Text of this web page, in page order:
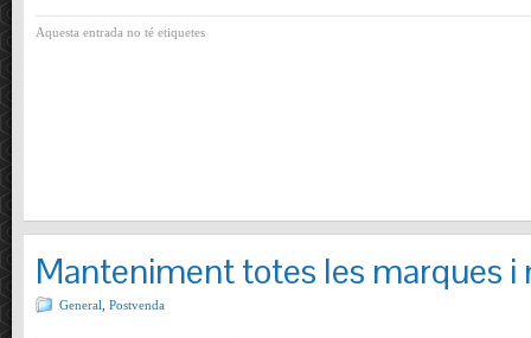
Aquesta entrada no té etiquetes
Manteniment totes les marques i
General Postvenda